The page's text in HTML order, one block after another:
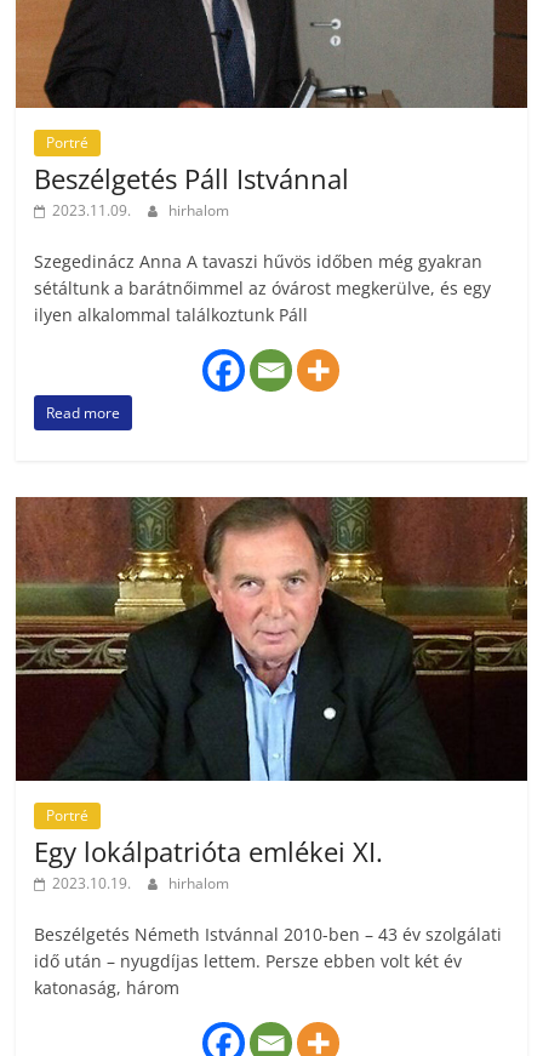
Portré
Beszélgetés Páll Istvánnal
2023.11.09. hirhalom
Szegedinácz Anna A tavaszi hűvös időben még gyakran
sétáltunk a barátnőimmel az óvárost megkerülve, és egy
ilyen alkalommal találkoztunk Páll
Read more
Portré
Egy lokálpatrióta emlékei XI.
2023.10.19. hirhalom
Beszélgetés Németh Istvánnal 2010-ben – 43 év szolgálati
idő után – nyugdíjas lettem. Persze ebben volt két év
katonaság, három